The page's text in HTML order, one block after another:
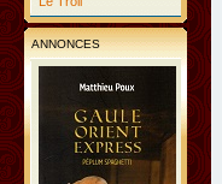
ANNONCES